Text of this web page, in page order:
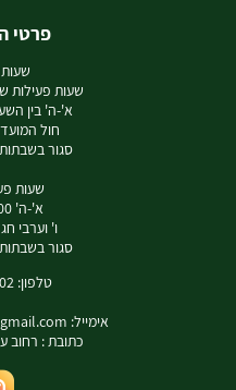
פרטי
שעות פעילות
א'-ה' בין השעות
חול המועד 09:00-
סגור
שעות
א'-ה' 09:00-21:00
ו' וערבי חג 09:00-14:00
סגור
טלפון: 079-5555502
אימייל:
כתובת : רחוב עוזי